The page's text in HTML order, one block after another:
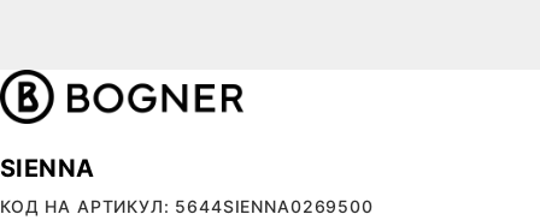
SIENNA
КОД НА АРТИКУЛ: 5644SIENNA0269500